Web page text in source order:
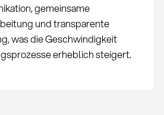
gemeinsame
und transparente
was die Geschwindigkeit
erheblich steigert.